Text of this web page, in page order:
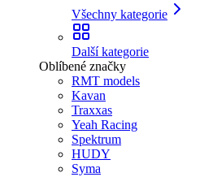
Všechny kategorie
Další kategorie
Oblíbené značky
RMT models
Kavan
Traxxas
Yeah Racing
Spektrum
HUDY
Syma